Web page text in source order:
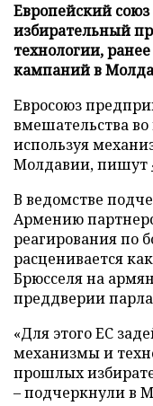
Европейский
избирательный
технологии,
кампаний в
Евросоюз
вмешательства
используя
Молдавии, пишут
В ведомстве
Армению
реагирования по
расценивается
Брюсселя на
преддверии
«Для этого ЕС
механизмы и
прошлых
– подчеркнули в